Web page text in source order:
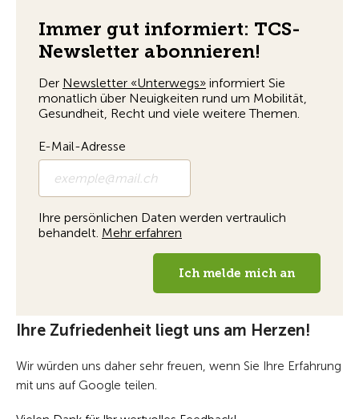
Ihre Zufriedenheit liegt uns am Herzen!
Wir würden uns daher sehr freuen, wenn Sie Ihre Erfahrung
mit uns auf Google teilen.